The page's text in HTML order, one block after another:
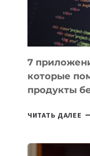
7
которые
продукты
ЧИТАТЬ ДАЛЕЕ